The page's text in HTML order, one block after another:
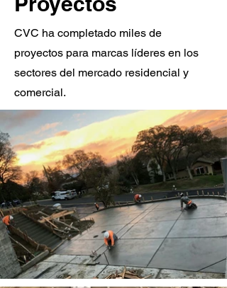
CVC ha completado miles de
proyectos para marcas líderes en los
sectores del mercado residencial y
comercial.